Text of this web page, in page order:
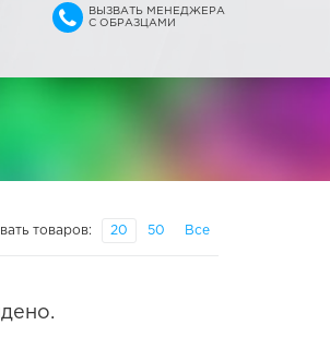
ВЫЗВАТЬ МЕНЕДЖЕРА
С ОБРАЗЦАМИ
товаров: 20 50 Все